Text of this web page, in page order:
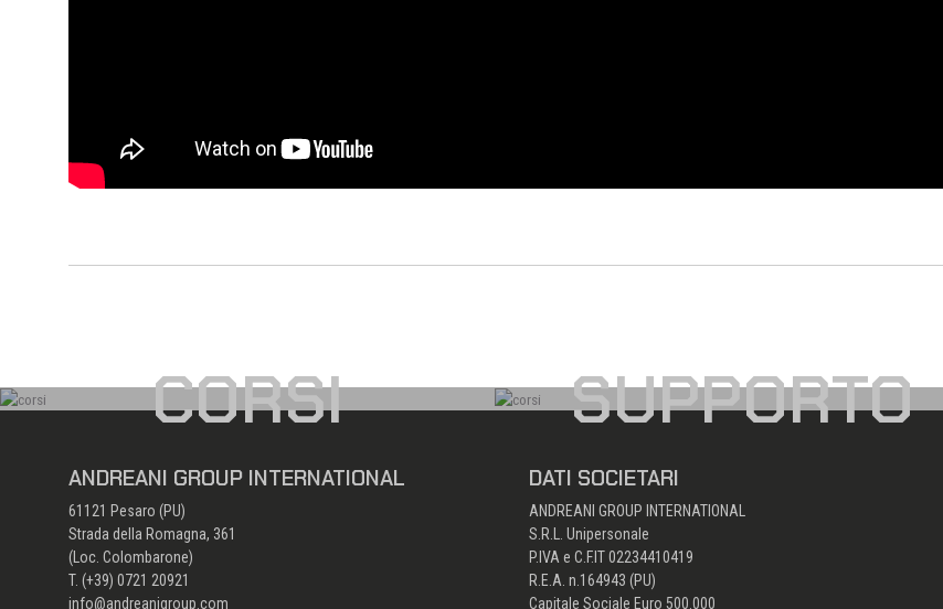
CORSI SUPPORTO
ANDREANI GROUP INTERNATIONAL
61121 Pesaro (PU)
Strada della Romagna, 361
(Loc. Colombarone)
T. (+39) 0721 20921
info@andreanigroup.com
DATI SOCIETARI
ANDREANI GROUP INTERNATIONAL
S.R.L. Unipersonale
P.IVA e C.F.IT 02234410419
R.E.A. n.164943 (PU)
Capitale Sociale Euro 500.000